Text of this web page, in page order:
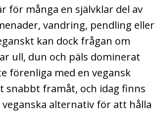
för många en självklar del av
vandring, pendling eller
kan dock frågan om
ull, dun och päls dominerat
förenliga med en vegansk
snabbt framåt, och idag finns
alternativ för att hålla